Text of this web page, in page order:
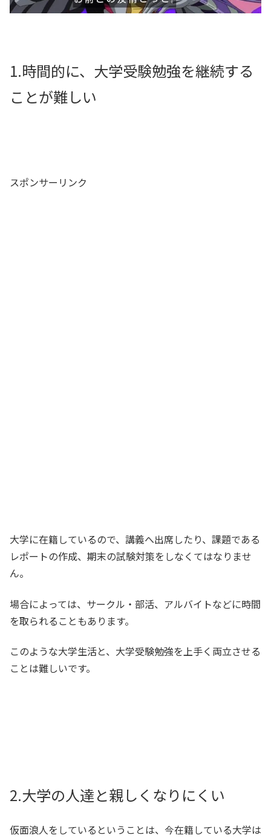
1.時間的に、大学受験勉強を継続する
ことが難しい
スポンサーリンク
大学に在籍しているので、講義へ出席したり、課題である
レポートの作成、期末の試験対策をしなくてはなりませ
ん。
場合によっては、サークル・部活、アルバイトなどに時間
を取られることもあります。
このような大学生活と、大学受験勉強を上手く両立させる
ことは難しいです。
2.大学の人達と親しくなりにくい
仮面浪人をしているということは、今在籍している大学は